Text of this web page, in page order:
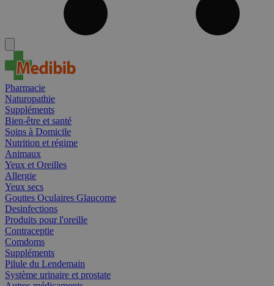
Pharmacie
Naturopathie
Suppléments
Bien-être et santé
Soins à Domicile
Nutrition et régime
Animaux
Yeux et Oreilles
Allergie
Yeux secs
Gouttes Oculaires Glaucome
Desinfections
Produits pour l'oreille
Contraceptie
Comdoms
Suppléments
Pilule du Lendemain
Système urinaire et prostate